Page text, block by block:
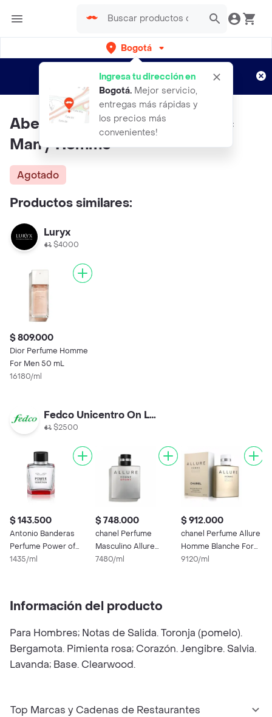
Bogotá
Ingresa tu dirección en
Bogotá. Mejor servicio,
entregas más rápidas y
los precios más
convenientes!
envíos gratis por semanas
Aplican TyC
Abercrombie & Fitch Authentic
Man / Homme
Agotado
Productos similares:
Luryx
$4000
$ 809.000
Dior Perfume Homme
For Men 50 mL
16180/ml
Fedco Unicentro On Line
$2500
$ 143.500
Antonio Banderas
Perfume Power of
Seduction Para
1435/ml
$ 748.000
chanel Perfume
Masculino Allure
Homme Sport
7480/ml
$ 912.000
chanel Perfume Allure
Homme Blanche For
Men 100 Ml
9120/ml
Información del producto
Para Hombres; Notas de Salida. Toronja (pomelo).
Bergamota. Pimienta rosa; Corazón. Jengibre. Salvia.
Lavanda; Base. Clearwood.
Top Marcas y Cadenas de Restaurantes